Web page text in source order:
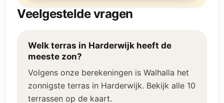
Veelgestelde vragen
Welk terras in Harderwijk heeft de
meeste zon?
Volgens onze berekeningen is Walhalla het
zonnigste terras in Harderwijk. Bekijk alle 10
terrassen op de kaart.